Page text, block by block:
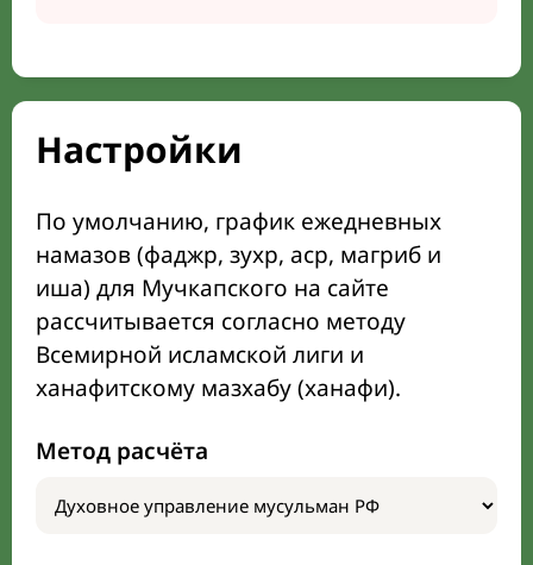
Настройки
По умолчанию, график ежедневных
намазов (фаджр, зухр, аср, магриб и
иша) для Мучкапского на сайте
рассчитывается согласно методу
Всемирной исламской лиги и
ханафитскому мазхабу (ханафи).
Метод расчёта